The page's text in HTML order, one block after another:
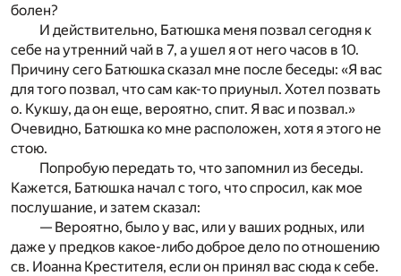
болен?
И действительно, Батюшка меня позвал сегодня к
себе на утренний чай в 7, а ушел я от него часов в 10.
Причину сего Батюшка сказал мне после беседы: «Я вас
для того позвал, что сам как-то приуныл. Хотел позвать
о. Кукшу, да он еще, вероятно, спит. Я вас и позвал.»
Очевидно, Батюшка ко мне расположен, хотя я этого не
стою.
Попробую передать то, что запомнил из беседы.
Кажется, Батюшка начал с того, что спросил, как мое
послушание, и затем сказал:
— Вероятно, было у вас, или у ваших родных, или
даже у предков какое-либо доброе дело по отношению
св. Иоанна Крестителя, если он принял вас сюда к себе.